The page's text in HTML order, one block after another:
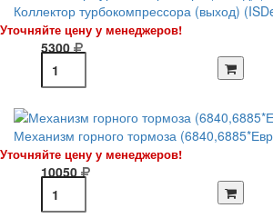
Коллектор турбокомпрессора (выход)
Уточняйте цену у менеджеров!
5300
Механизм горного тормоза
Уточняйте цену у менеджеров!
10050